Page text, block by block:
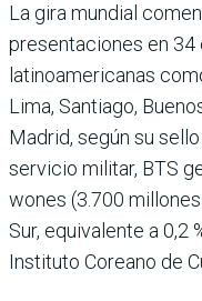
La gira mundial
presentaciones en 34
latinoamericanas
Lima, Santiago,
Madrid, según su
servicio militar, BTS
wones (3.700
Sur, equivalente a 0,2
Instituto Coreano de